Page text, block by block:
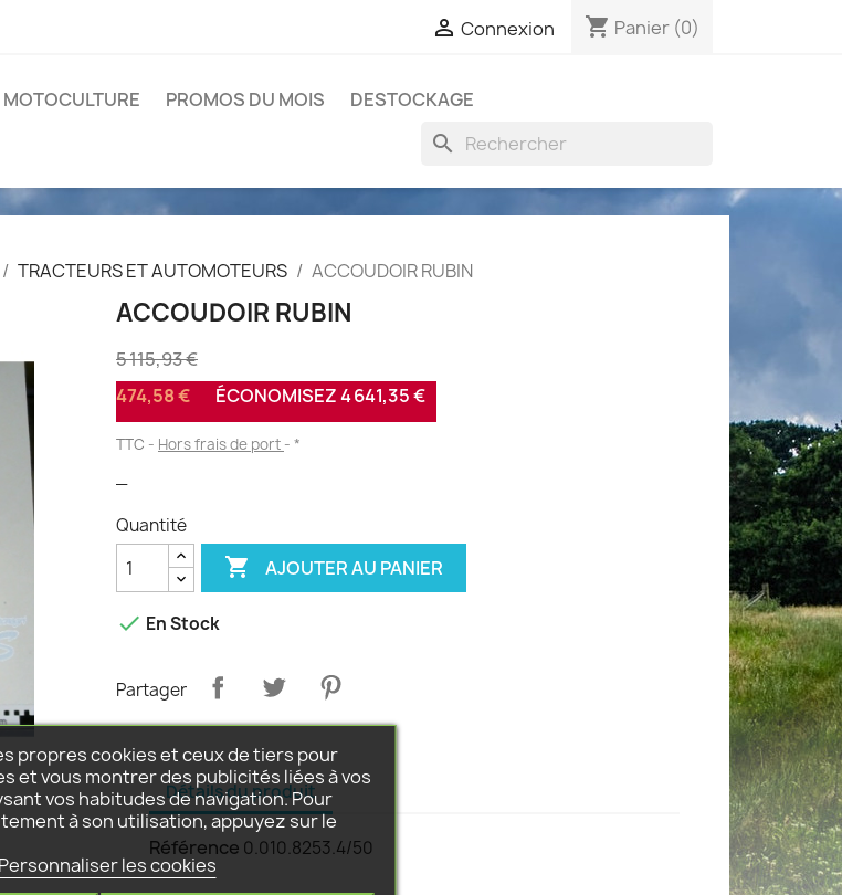
 Connexion shopping_cart Panier (0)
MOTOCULTURE PROMOS DU MOIS DESTOCKAGE
search
TRACTEURS ET AUTOMOTEURS ACCOUDOIR RUBIN
ACCOUDOIR RUBIN
5 115,93 €
474,58 €
ÉCONOMISEZ 4 641,35 €
TTC Hors frais de port *
Quantité
 AJOUTER AU PANIER
 En Stock
Partager
Détails du produit
Référence 0.010.8253.4/50
propres cookies et ceux de tiers pour
et vous montrer des publicités liées à vos
vos habitudes de navigation. Pour
à son utilisation, appuyez sur le
Personnaliser les cookies